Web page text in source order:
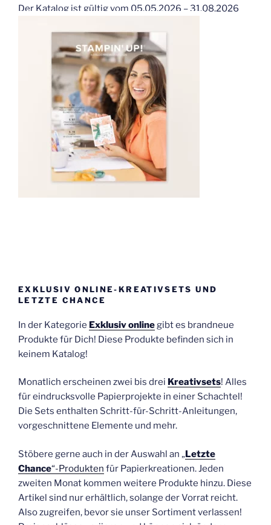
Der Katalog ist gültig vom 05.05.2026 – 31.08.2026
EXKLUSIV ONLINE-KREATIVSETS UND
LETZTE CHANCE
In der Kategorie Exklusiv online gibt es brandneue
Produkte für Dich! Diese Produkte befinden sich in
keinem Katalog!
Monatlich erscheinen zwei bis drei Kreativsets! Alles
für eindrucksvolle Papierprojekte in einer Schachtel!
Die Sets enthalten Schritt-für-Schritt-Anleitungen,
vorgeschnittene Elemente und mehr.
Stöbere gerne auch in der Auswahl an „Letzte
Chance“-Produkten für Papierkreationen. Jeden
zweiten Monat kommen weitere Produkte hinzu. Diese
Artikel sind nur erhältlich, solange der Vorrat reicht.
Also zugreifen, bevor sie unser Sortiment verlassen!